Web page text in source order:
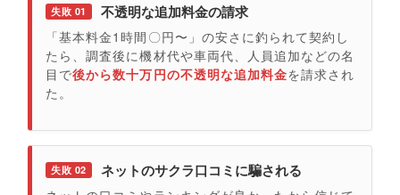
失敗 01 不透明な追加料金の請求
「基本料金1時間〇円〜」の安さに釣られて契約し
たら、調査後に機材代や車両代、人員追加などの名
目で後から数十万円の不透明な追加料金を請求され
た。
失敗 02 ネットのサクラ口コミに騙される